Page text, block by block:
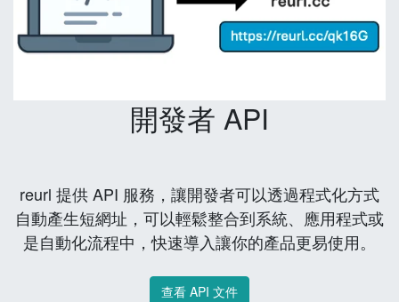
開發者 API
reurl 提供 API 服務，讓開發者可以透過程式化方式
自動產生短網址，可以輕鬆整合到系統、應用程式或
是自動化流程中，快速導入讓你的產品更易使用。
查看 API 文件